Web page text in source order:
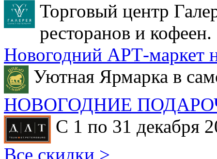
Торговый центр
ресторанов и кофеен.
Новогодний АРТ-маркет
Уютная Ярмарка в
НОВОГОДНИЕ
С 1 по 31 декабря
Все скидки >